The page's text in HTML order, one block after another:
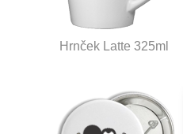
Hrnček Latte 325ml